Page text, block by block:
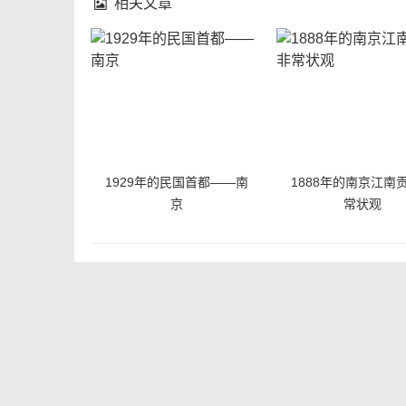
相关文章
1929年的民国首都——南
京
1888年的南京江南
常状观